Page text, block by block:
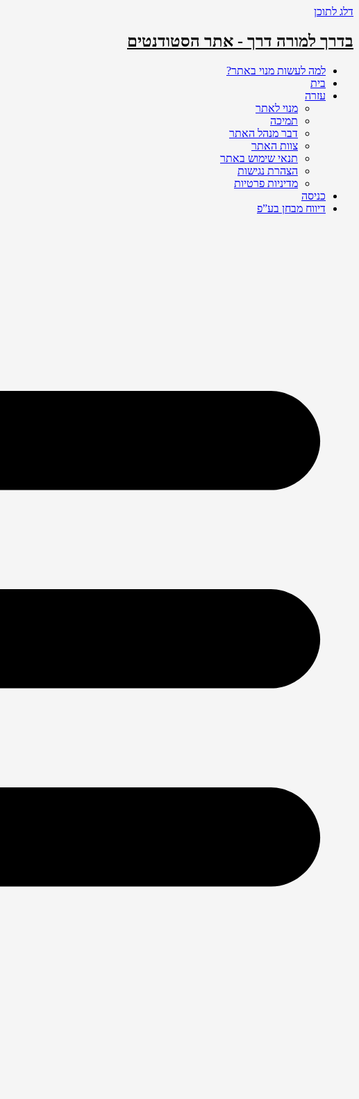
דלג לתוכן
בדרך למורה דרך - אתר הסטודנטים
למה לעשות מנוי באתר?
בית
עזרה
מנוי לאתר
תמיכה
דבר מנהל האתר
צוות האתר
תנאי שימוש באתר
הצהרת נגישות
מדיניות פרטיות
כניסה
דיווח מבחן בע”פ